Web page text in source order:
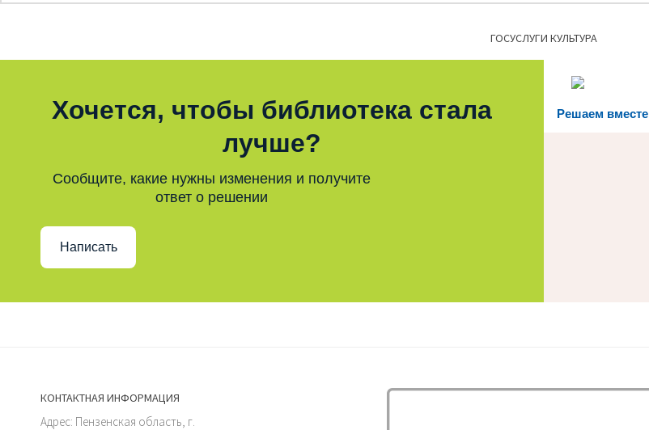
ГОСУСЛУГИ КУЛЬТУРА
Решаем вместе
Хочется, чтобы библиотека стала
лучше?
Сообщите, какие нужны изменения и получите
ответ о решении
Написать
КОНТАКТНАЯ ИНФОРМАЦИЯ
Адрес: Пензенская область, г.